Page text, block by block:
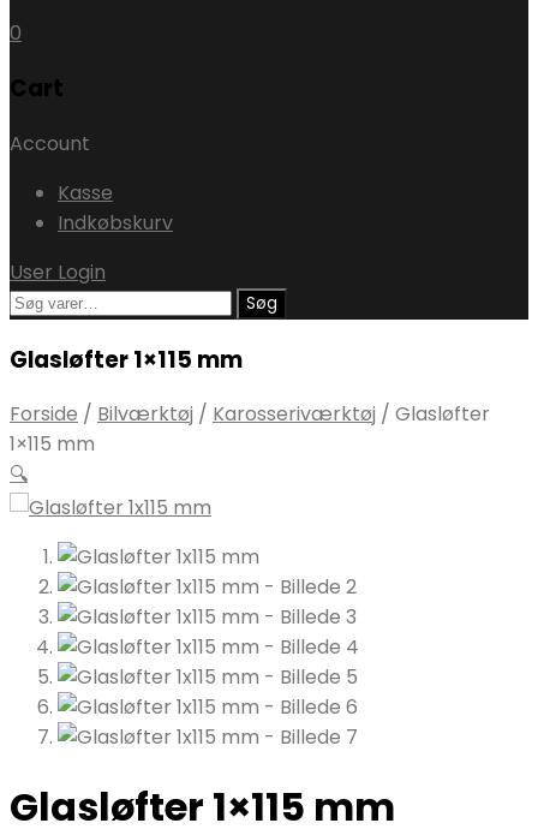
0
Cart
Account
Kasse
Indkøbskurv
User Login
Søg
Søg
Glasløfter 1×115 mm
Forside / Bilværktøj / Karosseriværktøj / Glasløfter
1×115 mm
🔍
Glasløfter 1×115 mm